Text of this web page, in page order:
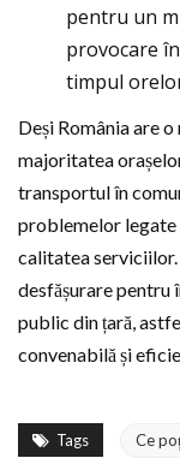
pentru un
provocare
timpul
Deși România are
majoritatea
transportul în
problemelor
calitatea
desfășurare pentru
public din țară,
convenabilă și
Tags Ce